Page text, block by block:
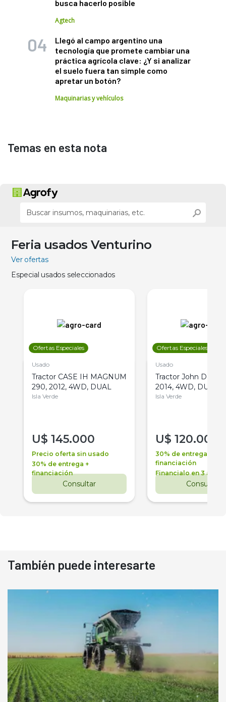
busca hacerlo posible
Agtech
Llegó al campo argentino una
tecnología que promete cambiar una
práctica agrícola clave: ¿Y si analizar
el suelo fuera tan simple como
apretar un botón?
Maquinarias y vehículos
Temas en esta nota
Feria usados Venturino
Ver ofertas
Especial usados seleccionados
Ofertas Especiales
Usado
Tractor CASE IH MAGNUM
290, 2012, 4WD, DUAL
Isla Verde
U$ 145.000
Precio oferta sin usado
30% de entrega +
financiación
Consultar
Ofertas Especiales
Usado
Tractor John Deere
2014, 4WD, DUAL
Isla Verde
U$ 120.000
30% de entrega +
financiación
Financialo en 3 años
Consultar
También puede interesarte